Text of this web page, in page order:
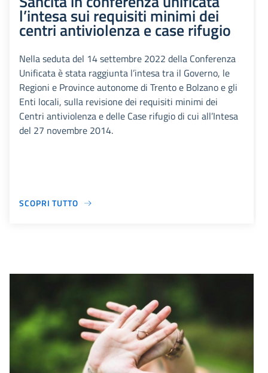
l’intesa sui requisiti minimi dei
centri antiviolenza e case rifugio
Nella seduta del 14 settembre 2022 della Conferenza
Unificata è stata raggiunta l’intesa tra il Governo, le
Regioni e Province autonome di Trento e Bolzano e gli
Enti locali, sulla revisione dei requisiti minimi dei
Centri antiviolenza e delle Case rifugio di cui all’Intesa
del 27 novembre 2014.
SCOPRI TUTTO